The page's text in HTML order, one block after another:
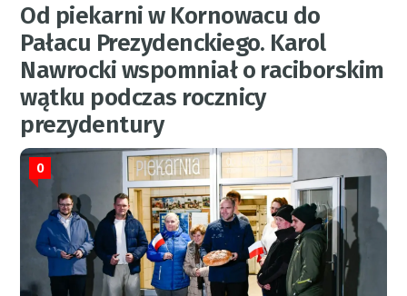
Od piekarni w Kornowacu do
Pałacu Prezydenckiego. Karol
Nawrocki wspomniał o raciborskim
wątku podczas rocznicy
prezydentury
0